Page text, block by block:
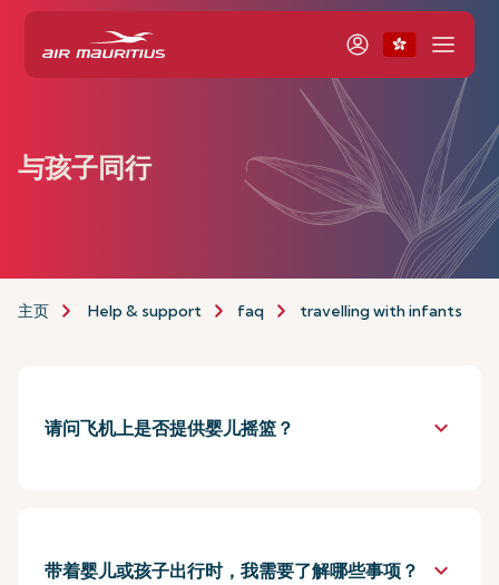
与孩子同行
主页 Help & support faq travelling with infants
请问飞机上是否提供婴儿摇篮？ keyboard_arrow_down
带着婴儿或孩子出行时，我需要了解哪些事项？ keyboard_arrow_down